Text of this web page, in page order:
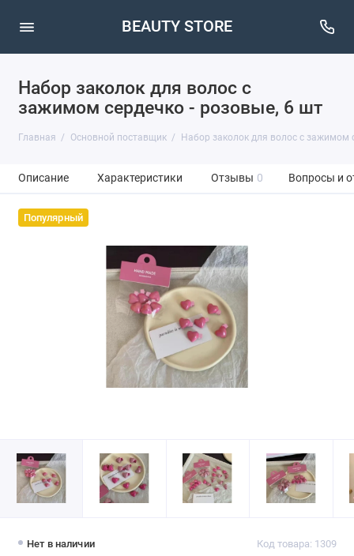
BEAUTY STORE
Набор заколок для волос с
зажимом сердечко - розовые, 6 шт
Главная Основной поставщик Набор заколок для волос с зажимом
Описание Характеристики Отзывы 0 Вопросы и
Популярный
Нет в наличии Код товара: 1309